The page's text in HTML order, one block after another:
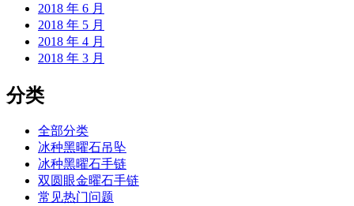
2018 年 6 月
2018 年 5 月
2018 年 4 月
2018 年 3 月
分类
全部分类
冰种黑曜石吊坠
冰种黑曜石手链
双圆眼金曜石手链
常见热门问题